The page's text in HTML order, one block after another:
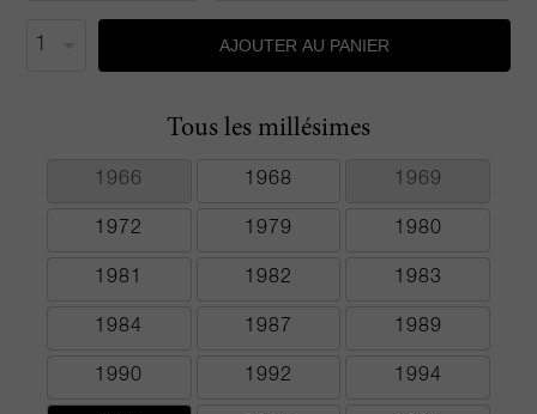
AJOUTER AU PANIER
Tous les millésimes
1966 1968 1969
1972 1979 1980
1981 1982 1983
1984 1987 1989
1990 1992 1994